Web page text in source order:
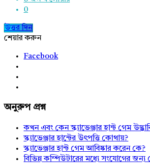
0
উত্তর দিন
শেয়ার করুন
Facebook
অনুরুপ প্রশ্ন
কখন এবং কেন স্ক্যাভেঞ্জার হান্ট গেম
স্ক্যাভেঞ্জার হান্টের উৎপত্তি কোথায়?
স্ক্যাভেঞ্জার হান্ট গেম আবিষ্কার করেন কে?
বিভিন্ন কম্পিউটারের মধ্যে সংযোগের জন্য